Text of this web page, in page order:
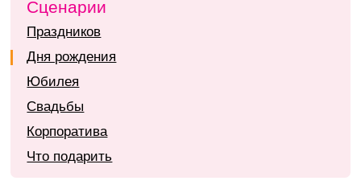
Сценарии
Праздников
Дня рождения
Юбилея
Свадьбы
Корпоратива
Что подарить